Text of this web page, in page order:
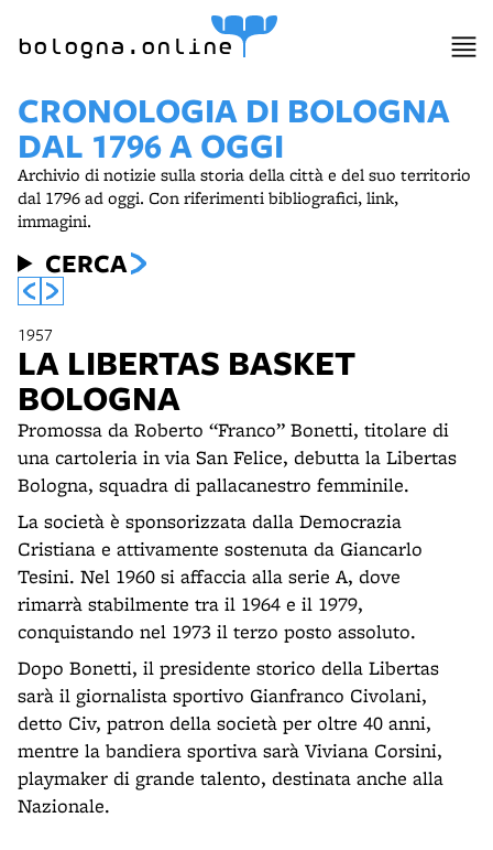
bologna.online
CRONOLOGIA DI BOLOGNA
DAL 1796 A OGGI
Archivio di notizie sulla storia della città e del suo territorio
dal 1796 ad oggi. Con riferimenti bibliografici, link,
immagini.
CERCA
1957
LA LIBERTAS BASKET
BOLOGNA
Promossa da Roberto “Franco” Bonetti, titolare di
una cartoleria in via San Felice, debutta la Libertas
Bologna, squadra di pallacanestro femminile.
La società è sponsorizzata dalla Democrazia
Cristiana e attivamente sostenuta da Giancarlo
Tesini. Nel 1960 si affaccia alla serie A, dove
rimarrà stabilmente tra il 1964 e il 1979,
conquistando nel 1973 il terzo posto assoluto.
Dopo Bonetti, il presidente storico della Libertas
sarà il giornalista sportivo Gianfranco Civolani,
detto Civ, patron della società per oltre 40 anni,
mentre la bandiera sportiva sarà Viviana Corsini,
playmaker di grande talento, destinata anche alla
Nazionale.